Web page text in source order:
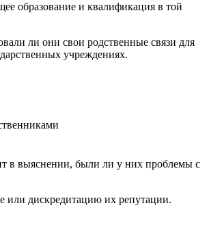
образование и квалификация в той
ли они свои родственные связи для
учреждениях.
в выяснении, были ли у них проблемы с
или дискредитацию их репутации.